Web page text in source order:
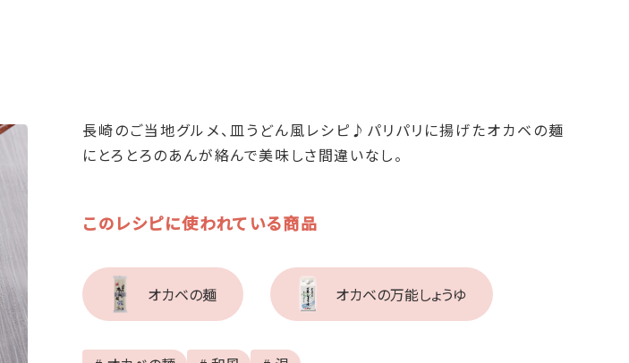
長崎のご当地グルメ、皿うどん風レシピ♪パリパリに揚げたオカベの麺
にとろとろのあんが絡んで美味しさ間違いなし。
このレシピに使われている商品
オカベの麺 オカベの万能しょうゆ